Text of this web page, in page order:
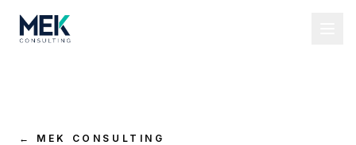
← MEK CONSULTING